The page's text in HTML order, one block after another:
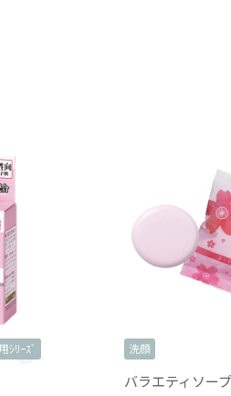
ｼﾘｰｽﾞ 洗顔
バラエティソー